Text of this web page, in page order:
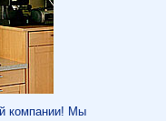
компании! Мы